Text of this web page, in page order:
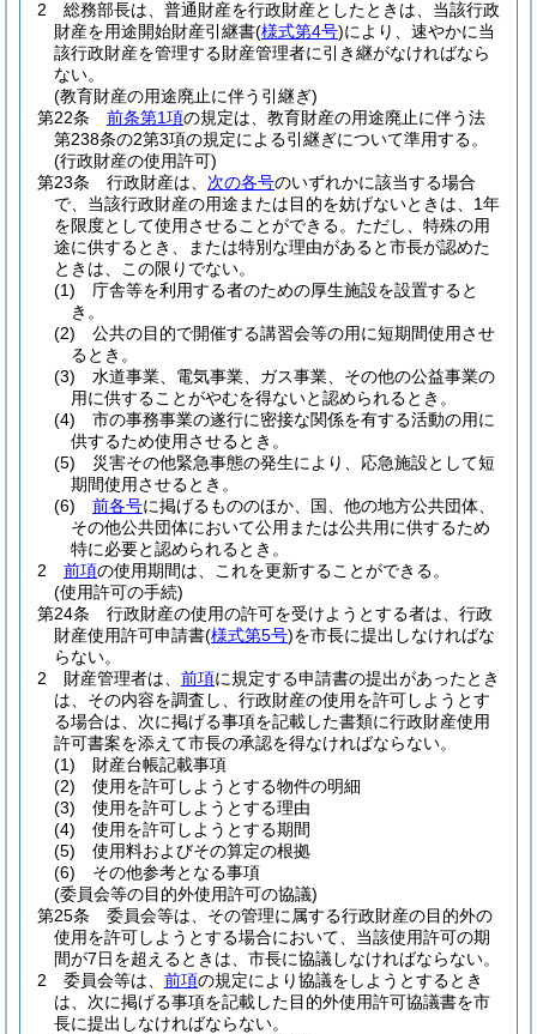
2
総務部長は、普通財産を行政財産としたときは、当該行政
財産を用途開始財産引継書(様式第4号)により、速やかに当
該行政財産を管理する財産管理者に引き継がなければなら
ない。
(教育財産の用途廃止に伴う引継ぎ)
第22条
前条第1項の規定は、教育財産の用途廃止に伴う法
第238条の2第3項の規定による引継ぎについて準用する。
(行政財産の使用許可)
第23条
行政財産は、 次の各号のいずれかに該当する場合
で、当該行政財産の用途または目的を妨げないときは、1年
を限度として使用させることができる。 ただし、特殊の用
途に供するとき、または特別な理由があると市長が認めた
ときは、この限りでない。
(1)
庁舎等を利用する者のための厚生施設を設置すると
き。
(2)
公共の目的で開催する講習会等の用に短期間使用させ
るとき。
(3)
水道事業、電気事業、ガス事業、その他の公益事業の
用に供することがやむを得ないと認められるとき。
(4)
市の事務事業の遂行に密接な関係を有する活動の用に
供するため使用させるとき。
(5)
災害その他緊急事態の発生により、応急施設として短
期間使用させるとき。
(6)
前各号に掲げるもののほか、国、他の地方公共団体、
その他公共団体において公用または公共用に供するため
特に必要と認められるとき。
2
前項の使用期間は、これを更新することができる。
(使用許可の手続)
第24条
行政財産の使用の許可を受けようとする者は、行政
財産使用許可申請書(様式第5号)を市長に提出しなければな
らない。
2
財産管理者は、 前項に規定する申請書の提出があったとき
は、その内容を調査し、行政財産の使用を許可しようとす
る場合は、次に掲げる事項を記載した書類に行政財産使用
許可書案を添えて市長の承認を得なければならない。
(1)
財産台帳記載事項
(2)
使用を許可しようとする物件の明細
(3)
使用を許可しようとする理由
(4)
使用を許可しようとする期間
(5)
使用料およびその算定の根拠
(6)
その他参考となる事項
(委員会等の目的外使用許可の協議)
第25条
委員会等は、その管理に属する行政財産の目的外の
使用を許可しようとする場合において、当該使用許可の期
間が7日を超えるときは、市長に協議しなければならない。
2
委員会等は、 前項の規定により協議をしようとするとき
は、次に掲げる事項を記載した目的外使用許可協議書を市
長に提出しなければならない。